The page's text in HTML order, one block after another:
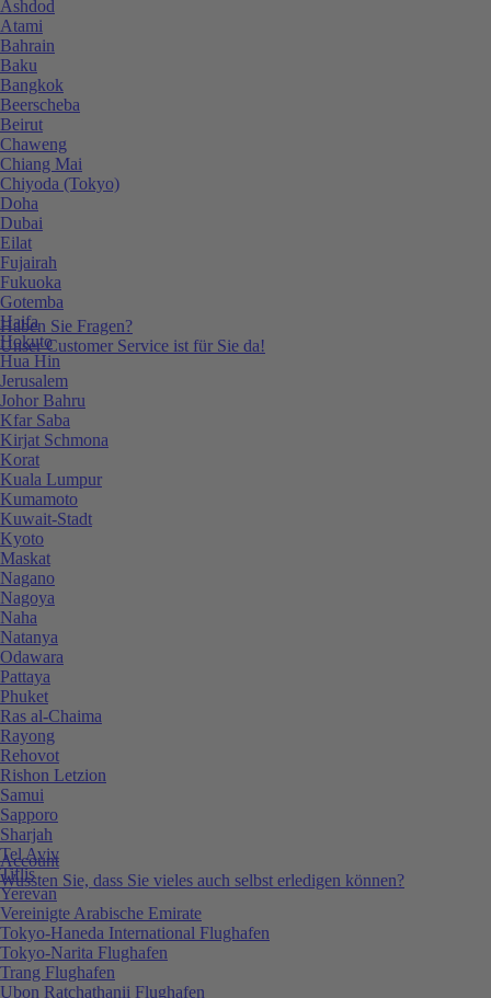
Haben Sie Fragen?
Unser Customer Service ist für Sie da!
Account
Wussten Sie, dass Sie vieles auch selbst erledigen können?
Ashdod
Atami
Bahrain
Baku
Bangkok
Beerscheba
Beirut
Chaweng
Chiang Mai
Chiyoda (Tokyo)
Doha
Dubai
Eilat
Fujairah
Fukuoka
Gotemba
Haifa
Hokuto
Hua Hin
Jerusalem
Johor Bahru
Kfar Saba
Kirjat Schmona
Korat
Kuala Lumpur
Kumamoto
Kuwait-Stadt
Kyoto
Maskat
Nagano
Nagoya
Naha
Natanya
Odawara
Pattaya
Phuket
Ras al-Chaima
Rayong
Rehovot
Rishon Letzion
Samui
Sapporo
Sharjah
Tel Aviv
Tiflis
Yerevan
Vereinigte Arabische Emirate
Tokyo-Haneda International Flughafen
Tokyo-Narita Flughafen
Trang Flughafen
Ubon Ratchathanii Flughafen